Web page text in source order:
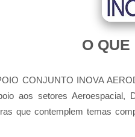
O QUE
CONJUNTO INOVA
aos setores
que contemplem temas